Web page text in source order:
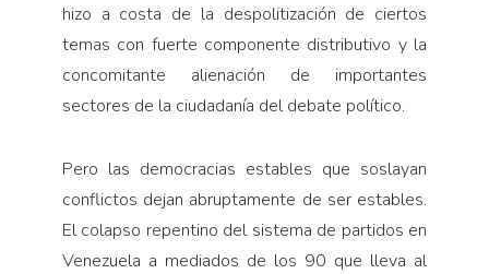
hizo a costa de la despolitización de ciertos
temas con fuerte componente distributivo y la
concomitante alienación de importantes
sectores de la ciudadanía del debate político.
Pero las democracias estables que soslayan
conflictos dejan abruptamente de ser estables.
El colapso repentino del sistema de partidos en
Venezuela a mediados de los 90 que lleva al